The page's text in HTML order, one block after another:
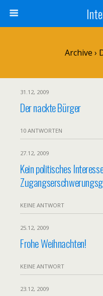
Archive ›
31.12, 2009
Der nackte Bürger
10 ANTWORTEN
27.12, 2009
Kein politisches
KEINE ANTWORT
25.12, 2009
Frohe Weihnachten!
KEINE ANTWORT
23.12, 2009